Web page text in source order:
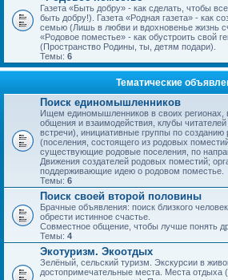
Газета «Быть добру» - как сделать, чтобы
быть добру!). Газета «Родная газета» - как
семью (Лишь в любви и вдохновенье жизнь
«Родовое поместье» - как обустроить свой
(Пространство Родины, ты, детям подари).
Темы: 6
Тематические
Поиск единомышленников
Ищем единомышленников в своих регионах,
общения и взаимодействия, клубы
встречи), инициативные группы по созданию
(поселения, состоящего из родовых
существующие родовые поселения, по
Движения создателей родовых поместий;
поддерживающие идею о родовом поместье.
Темы: 6
Поиск своей второй половины
Брачные объявления: поиск близкого
обрести истинное счастье.
Совместное общение, чтобы лучше понять
Темы: 4
Экотуризм. Экоотдых
Зелёный, сельский туризм. Экскурсии в
достопримечательные места. Места отдыха